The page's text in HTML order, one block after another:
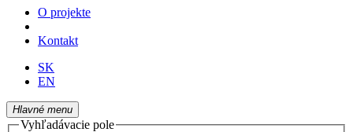
O projekte
Kontakt
SK
EN
Hlavné menu
Vyhľadávacie pole